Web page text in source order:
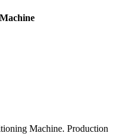
Machine. Production